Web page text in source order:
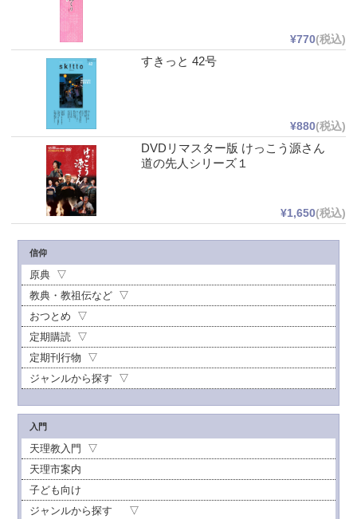
¥770(税込)
すきっと 42号
¥880(税込)
DVDリマスター版 けっこう源さん
道の先人シリーズ１
¥1,650(税込)
信仰
原典
教典・教祖伝など
おつとめ
定期購読
定期刊行物
ジャンルから探す
入門
天理教入門
天理市案内
子ども向け
ジャンルから探す